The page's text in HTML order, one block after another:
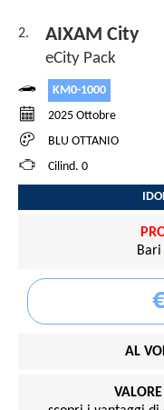
2. AIXAM City
eCity Pack
KM0-1000
2025 Ottobre
BLU OTTANIO
Cilind. 0
AL